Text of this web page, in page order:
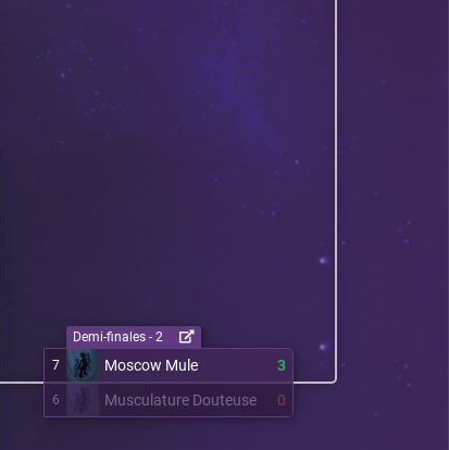
7 Moscow Mule 3
6 Musculature Douteuse 0
Demi-finales - 2